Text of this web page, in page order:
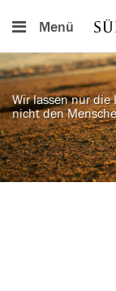
Menü
Wir lassen nur die
nicht den